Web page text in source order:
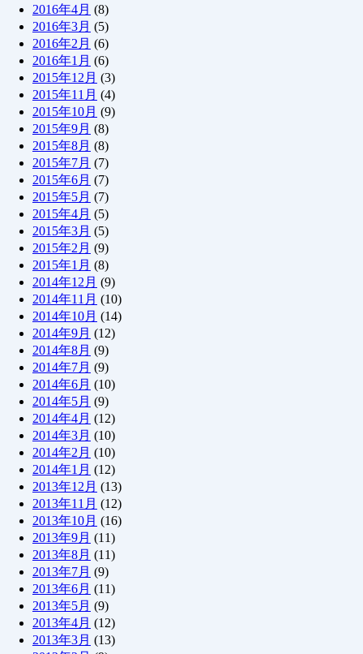
2016年4月 (8)
2016年3月 (5)
2016年2月 (6)
2016年1月 (6)
2015年12月 (3)
2015年11月 (4)
2015年10月 (9)
2015年9月 (8)
2015年8月 (8)
2015年7月 (7)
2015年6月 (7)
2015年5月 (7)
2015年4月 (5)
2015年3月 (5)
2015年2月 (9)
2015年1月 (8)
2014年12月 (9)
2014年11月 (10)
2014年10月 (14)
2014年9月 (12)
2014年8月 (9)
2014年7月 (9)
2014年6月 (10)
2014年5月 (9)
2014年4月 (12)
2014年3月 (10)
2014年2月 (10)
2014年1月 (12)
2013年12月 (13)
2013年11月 (12)
2013年10月 (16)
2013年9月 (11)
2013年8月 (11)
2013年7月 (9)
2013年6月 (11)
2013年5月 (9)
2013年4月 (12)
2013年3月 (13)